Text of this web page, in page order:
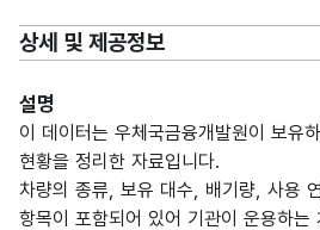
상세 및 제공정보
설명
이 데이터는 우체국금융개발원이 보유
현황을 정리한 자료입니다.
차량의 종류, 보유 대수, 배기량, 사용
항목이 포함되어 있어 기관이 운용하는